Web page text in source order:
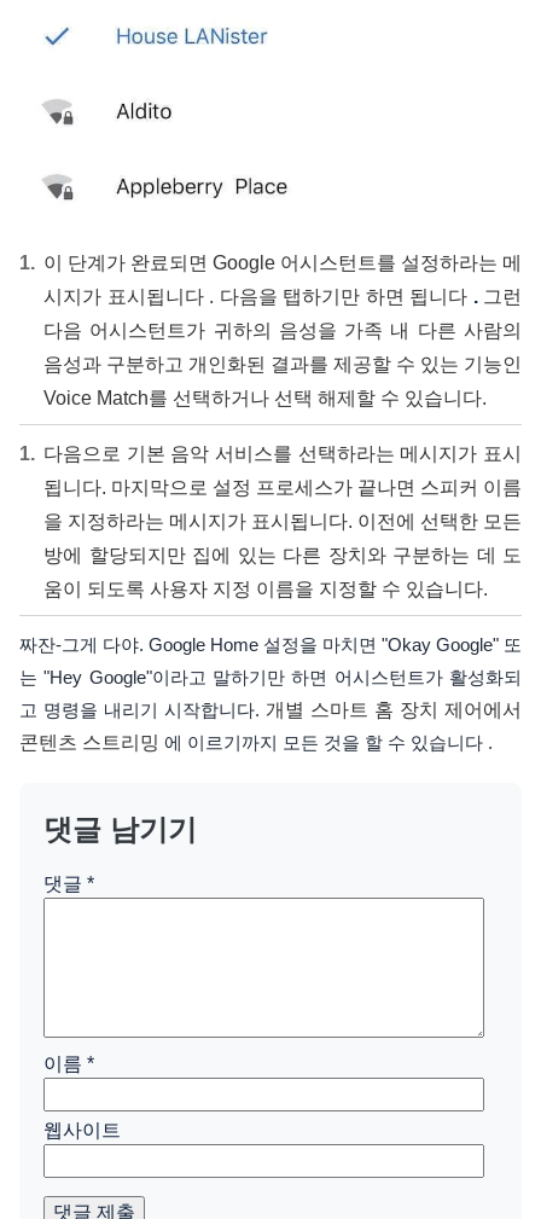
이 단계가 완료되면 Google 어시스턴트를 설정하라는 메
시지가 표시됩니다 . 다음을 탭하기만 하면 됩니다 . 그런
다음 어시스턴트가 귀하의 음성을 가족 내 다른 사람의
음성과 구분하고 개인화된 결과를 제공할 수 있는 기능인
Voice Match를 선택하거나 선택 해제할 수 있습니다.
다음으로 기본 음악 서비스를 선택하라는 메시지가 표시
됩니다. 마지막으로 설정 프로세스가 끝나면 스피커 이름
을 지정하라는 메시지가 표시됩니다. 이전에 선택한 모든
방에 할당되지만 집에 있는 다른 장치와 구분하는 데 도
움이 되도록 사용자 지정 이름을 지정할 수 있습니다.
짜잔-그게 다야. Google Home 설정을 마치면 "Okay Google" 또
는 "Hey Google"이라고 말하기만 하면 어시스턴트가 활성화되
고 명령을 내리기 시작합니다. 개별 스마트 홈 장치 제어에서
콘텐츠 스트리밍 에 이르기까지 모든 것을 할 수 있습니다 .
댓글 남기기
댓글 *
이름 *
웹사이트
댓글 제출